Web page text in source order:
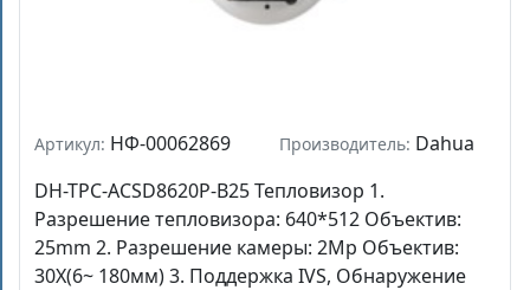
Артикул: НФ-00062869 Производитель: Dahua
DH-TPC-ACSD8620P-B25 Тепловизор 1.
Разрешение тепловизора: 640*512 Объектив:
25mm 2. Разрешение камеры: 2Mp Объектив:
30X(6~ 180мм) 3. Поддержка IVS, Обнаружение